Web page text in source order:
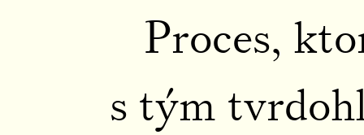
Proces,
s tým